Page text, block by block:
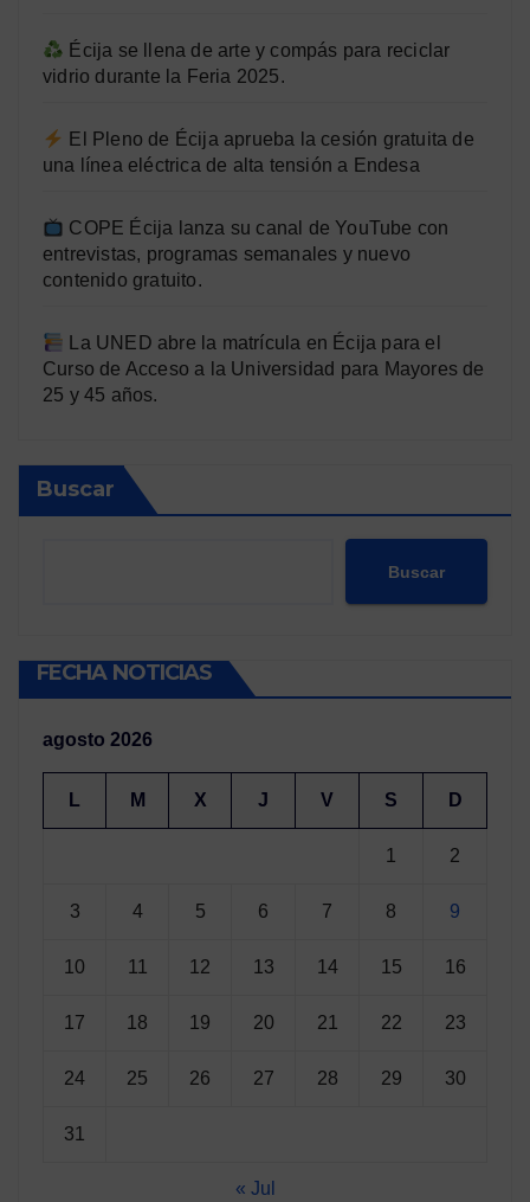
Écija se llena de arte y compás para reciclar
vidrio durante la Feria 2025.
El Pleno de Écija aprueba la cesión gratuita de
una línea eléctrica de alta tensión a Endesa
COPE Écija lanza su canal de YouTube con
entrevistas, programas semanales y nuevo
contenido gratuito.
La UNED abre la matrícula en Écija para el
Curso de Acceso a la Universidad para Mayores de
25 y 45 años.
Buscar
Buscar
FECHA NOTICIAS
agosto 2026
L M X J V S D
1 2
3 4 5 6 7 8 9
10 11 12 13 14 15 16
17 18 19 20 21 22 23
24 25 26 27 28 29 30
31
« Jul